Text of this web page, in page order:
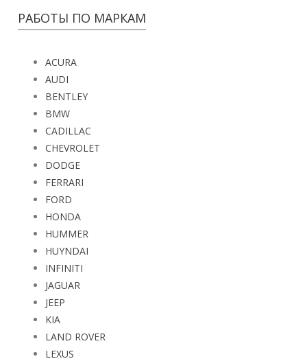
РАБОТЫ ПО МАРКАМ
ACURA
AUDI
BENTLEY
BMW
CADILLAC
CHEVROLET
DODGE
FERRARI
FORD
HONDA
HUMMER
HUYNDAI
INFINITI
JAGUAR
JEEP
KIA
LAND ROVER
LEXUS